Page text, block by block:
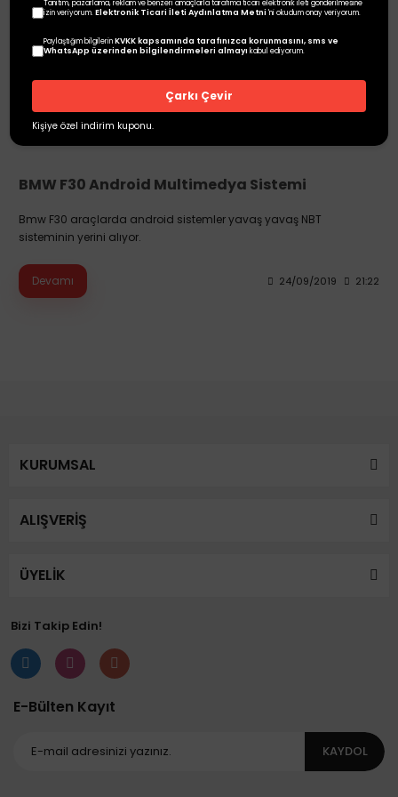
BMW F30 Android Multimedya Sistemi
Bmw F30 araçlarda android sistemler yavaş yavaş NBT
sisteminin yerini alıyor.
Devamı 24/09/2019 21:22
KURUMSAL
ALIŞVERİŞ
ÜYELİK
Bizi Takip Edin!
E-Bülten Kayıt
KAYDOL
Tanıtım, pazarlama, reklam ve benzeri amaçlarla tarafıma ticari elektronik ileti gönderilmesine
izin veriyorum.Elektronik Ticari İleti Aydınlatma Metni 'ni okudum onay veriyorum.
Paylaştığım bilgilerinKVKK kapsamında tarafınızca korunmasını, sms ve
WhatsApp üzerinden bilgilendirmeleri almayı kabul ediyorum.
Çarkı Çevir
Kişiye özel indirim kuponu.